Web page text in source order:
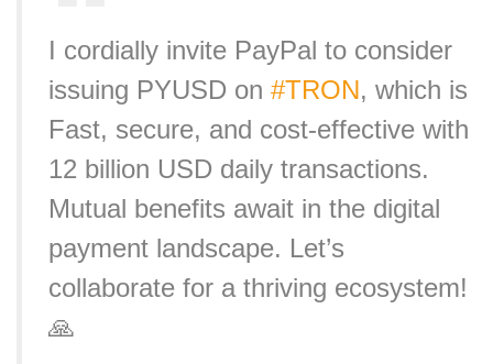
I cordially invite PayPal to consider
issuing PYUSD on #TRON, which is
Fast, secure, and cost-effective with
12 billion USD daily transactions.
Mutual benefits await in the digital
payment landscape. Let’s
collaborate for a thriving ecosystem!
🙏